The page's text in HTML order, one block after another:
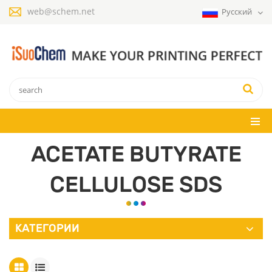
web@schem.net Русский
ACETATE BUTYRATE
CELLULOSE SDS
КАТЕГОРИИ